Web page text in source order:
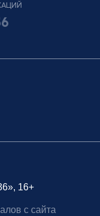
16+
с сайта